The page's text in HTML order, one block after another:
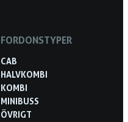
FORDONSTYPER
CAB
HALVKOMBI
KOMBI
MINIBUSS
ÖVRIGT